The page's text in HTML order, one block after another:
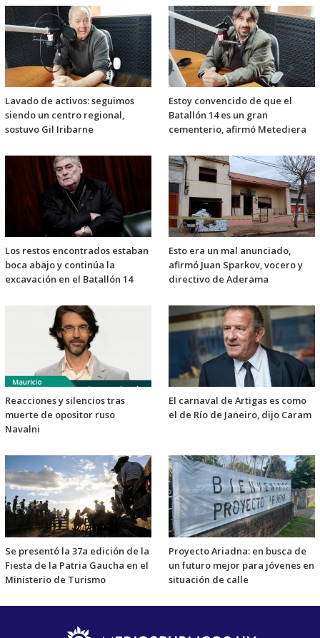
Lavado de activos: seguimos
siendo un centro regional,
sostuvo Gil Iribarne
Estoy convencido de que el
Batallón 14 es un gran
cementerio, afirmó Metediera
Los restos encontrados estaban
boca abajo y continúa la
excavación en el Batallón 14
Esto era un mal anunciado,
afirmó Juan Sparkov, vocero y
directivo de Aderama
Reacciones y silencios tras
muerte de opositor ruso
Navalni
El carnaval de Artigas es como
el de Río de Janeiro, dijo Caram
Se presentó la 37a edición de la
Fiesta de la Patria Gaucha en el
Ministerio de Turismo
Proyecto Ariadna: en busca de
un futuro mejor para jóvenes en
situación de calle